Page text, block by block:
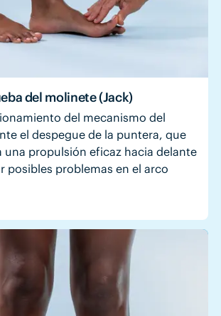
del molinete (Jack)
del mecanismo del
el despegue de la puntera, que
una propulsión eficaz hacia delante
posibles problemas en el arco